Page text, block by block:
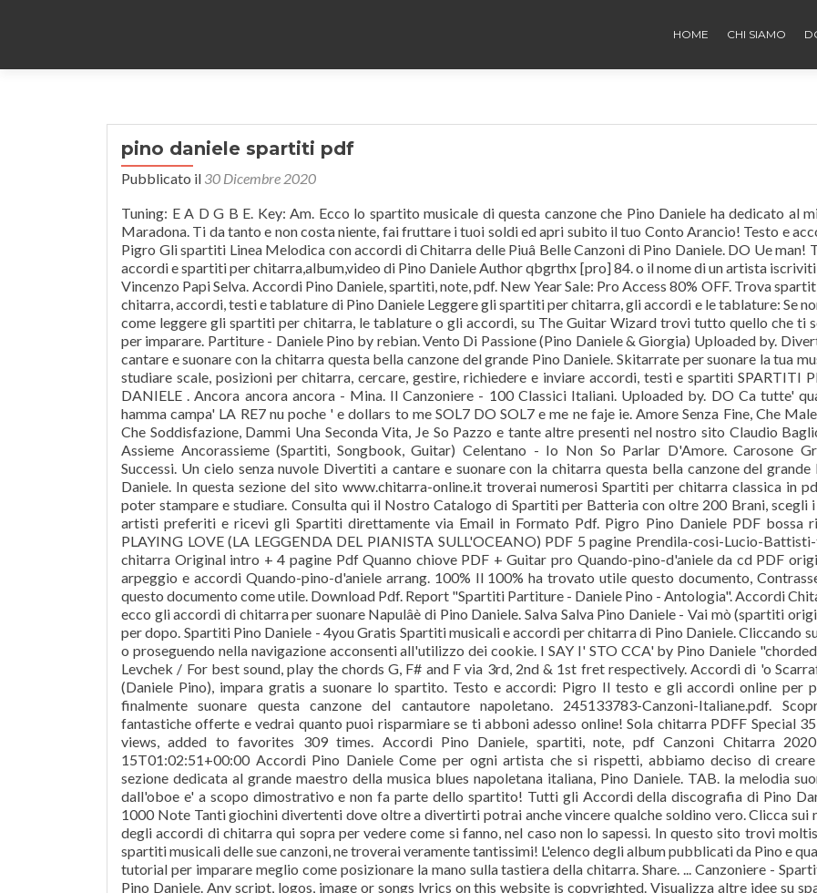
HOME CHI SIAMO
pino daniele spartiti pdf
Pubblicato il 30 Dicembre 2020
Tuning: E A D G B E. Key: Am. Ecco lo spartito musicale di questa canzone che Pino Daniele ha dedicato al
Maradona. Ti da tanto e non costa niente, fai fruttare i tuoi soldi ed apri subito il tuo Conto Arancio! Testo e
Pigro Gli spartiti Linea Melodica con accordi di Chitarra delle Piuâ Belle Canzoni di Pino Daniele. DO Ue man!
accordi e spartiti per chitarra,album,video di Pino Daniele Author qbgrthx [pro] 84. o il nome di un artista iscriviti
Vincenzo Papi Selva. Accordi Pino Daniele, spartiti, note, pdf. New Year Sale: Pro Access 80% OFF. Trova
chitarra, accordi, testi e tablature di Pino Daniele Leggere gli spartiti per chitarra, gli accordi e le tablature: Se
come leggere gli spartiti per chitarra, le tablature o gli accordi, su The Guitar Wizard trovi tutto quello che ti
per imparare. Partiture - Daniele Pino by rebian. Vento Di Passione (Pino Daniele & Giorgia) Uploaded by.
cantare e suonare con la chitarra questa bella canzone del grande Pino Daniele. Skitarrate per suonare la tua
studiare scale, posizioni per chitarra, cercare, gestire, richiedere e inviare accordi, testi e spartiti SPARTITI
DANIELE . Ancora ancora ancora - Mina. Il Canzoniere - 100 Classici Italiani. Uploaded by. DO Ca tutte'
hamma campa' LA RE7 nu poche ' e dollars to me SOL7 DO SOL7 e me ne faje ie. Amore Senza Fine, Che
Che Soddisfazione, Dammi Una Seconda Vita, Je So Pazzo e tante altre presenti nel nostro sito Claudio
Assieme Ancorassieme (Spartiti, Songbook, Guitar) Celentano - Io Non So Parlar D'Amore. Carosone
Successi. Un cielo senza nuvole Divertiti a cantare e suonare con la chitarra questa bella canzone del grande
Daniele. In questa sezione del sito www.chitarra-online.it troverai numerosi Spartiti per chitarra classica in
poter stampare e studiare. Consulta qui il Nostro Catalogo di Spartiti per Batteria con oltre 200 Brani, scegli
artisti preferiti e ricevi gli Spartiti direttamente via Email in Formato Pdf. Pigro Pino Daniele PDF bossa
PLAYING LOVE (LA LEGGENDA DEL PIANISTA SULL'OCEANO) PDF 5 pagine Prendila-cosi-Lucio-
chitarra Original intro + 4 pagine Pdf Quanno chiove PDF + Guitar pro Quando-pino-d'aniele da cd PDF
arpeggio e accordi Quando-pino-d'aniele arrang. 100% Il 100% ha trovato utile questo documento,
questo documento come utile. Download Pdf. Report "Spartiti Partiture - Daniele Pino - Antologia". Accordi
ecco gli accordi di chitarra per suonare Napulâè di Pino Daniele. Salva Salva Pino Daniele - Vai mò (spartiti
per dopo. Spartiti Pino Daniele - 4you Gratis Spartiti musicali e accordi per chitarra di Pino Daniele. Cliccando
o proseguendo nella navigazione acconsenti all'utilizzo dei cookie. I SAY I' STO CCA' by Pino Daniele
Levchek / For best sound, play the chords G, F# and F via 3rd, 2nd & 1st fret respectively. Accordi di 'o
(Daniele Pino), impara gratis a suonare lo spartito. Testo e accordi: Pigro Il testo e gli accordi online per
finalmente suonare questa canzone del cantautore napoletano. 245133783-Canzoni-Italiane.pdf.
fantastiche offerte e vedrai quanto puoi risparmiare se ti abboni adesso online! Sola chitarra PDFF Special
views, added to favorites 309 times. Accordi Pino Daniele, spartiti, note, pdf Canzoni Chitarra
15T01:02:51+00:00 Accordi Pino Daniele Come per ogni artista che si rispetti, abbiamo deciso di
sezione dedicata al grande maestro della musica blues napoletana italiana, Pino Daniele. TAB. la melodia
dall'oboe e' a scopo dimostrativo e non fa parte dello spartito! Tutti gli Accordi della discografia di Pino
1000 Note Tanti giochini divertenti dove oltre a divertirti potrai anche vincere qualche soldino vero. Clicca sui
degli accordi di chitarra qui sopra per vedere come si fanno, nel caso non lo sapessi. In questo sito trovi
spartiti musicali delle sue canzoni, ne troverai veramente tantissimi! L'elenco degli album pubblicati da Pino e
tutorial per imparare meglio come posizionare la mano sulla tastiera della chitarra. Share. ... Canzoniere -
Pino Daniele. Any script, logos, image or songs lyrics on this website is copyrighted. Visualizza altre idee su